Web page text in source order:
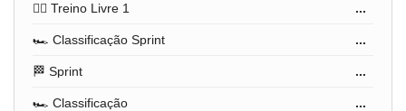
🏋️‍♂️ Treino Livre 1
...
🏎️ Classificação Sprint ...
🏁 Sprint ...
🏎️ Classificação ...